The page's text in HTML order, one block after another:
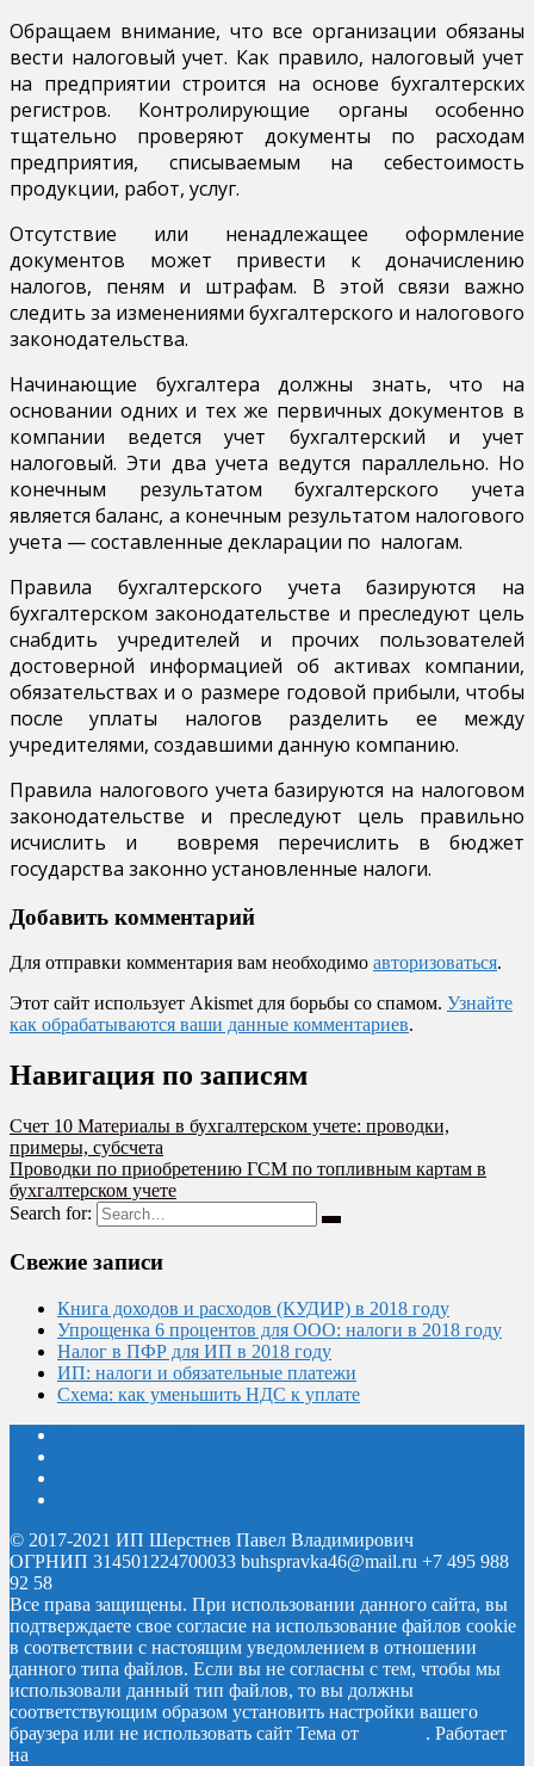
Обращаем внимание, что все организации обязаны
вести налоговый учет. Как правило, налоговый учет
на предприятии строится на основе бухгалтерских
регистров. Контролирующие органы особенно
тщательно проверяют документы по расходам
предприятия, списываемым на себестоимость
продукции, работ, услуг.
Отсутствие или ненадлежащее оформление
документов может привести к доначислению
налогов, пеням и штрафам. В этой связи важно
следить за изменениями бухгалтерского и налогового
законодательства.
Начинающие бухгалтера должны знать, что на
основании одних и тех же первичных документов в
компании ведется учет бухгалтерский и учет
налоговый. Эти два учета ведутся параллельно. Но
конечным результатом бухгалтерского учета
является баланс, а конечным результатом налогового
учета — составленные декларации по налогам.
Правила бухгалтерского учета базируются на
бухгалтерском законодательстве и преследуют цель
снабдить учредителей и прочих пользователей
достоверной информацией об активах компании,
обязательствах и о размере годовой прибыли, чтобы
после уплаты налогов разделить ее между
учредителями, создавшими данную компанию.
Правила налогового учета базируются на налоговом
законодательстве и преследуют цель правильно
исчислить и вовремя перечислить в бюджет
государства законно установленные налоги.
Добавить комментарий
Для отправки комментария вам необходимо авторизоваться.
Этот сайт использует Akismet для борьбы со спамом. Узнайте
как обрабатываются ваши данные комментариев.
Навигация по записям
Счет 10 Материалы в бухгалтерском учете: проводки,
примеры, субсчета
Проводки по приобретению ГСМ по топливным картам в
бухгалтерском учете
Search for:
Свежие записи
Книга доходов и расходов (КУДИР) в 2018 году
Упрощенка 6 процентов для ООО: налоги в 2018 году
Налог в ПФР для ИП в 2018 году
ИП: налоги и обязательные платежи
Схема: как уменьшить НДС к уплате
© 2017-2021 ИП Шерстнев Павел Владимирович
ОГРНИП 314501224700033 buhspravka46@mail.ru +7 495 988
92 58
Все права защищены. При использовании данного сайта, вы
подтверждаете свое согласие на использование файлов cookie
в соответствии с настоящим уведомлением в отношении
данного типа файлов. Если вы не согласны с тем, чтобы мы
использовали данный тип файлов, то вы должны
соответствующим образом установить настройки вашего
браузера или не использовать сайт Тема от
. Работает
на